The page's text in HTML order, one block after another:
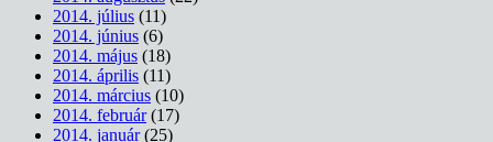
2014. július (11)
2014. június (6)
2014. május (18)
2014. április (11)
2014. március (10)
2014. február(17)
2014. január(25)